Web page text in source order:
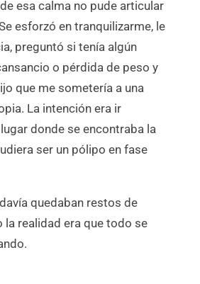
esa calma no pude articular
esforzó en tranquilizarme, le
preguntó si tenía algún
o pérdida de peso y
que me sometería a una
La intención era ir
donde se encontraba la
ser un pólipo en fase
quedaban restos de
realidad era que todo se